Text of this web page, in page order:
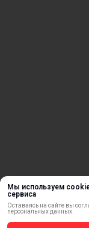
Мы используем
сервиса
Оставаясь на сайте вы
персональных данных.